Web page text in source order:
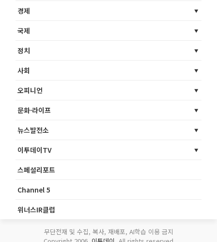
경제
국제
정치
사회
오피니언
문화·라이프
뉴스발전소
이투데이TV
스페셜리포트
Channel 5
위너스IR클럽
무단전재 및 수집, 복사, 재배포, AI학습 이용 금지